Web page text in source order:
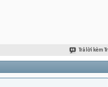
Trả lời kèm